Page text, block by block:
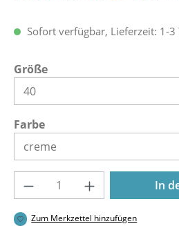
Sofort verfügbar, Lieferzeit: 1-3
Größeauswählen
Farbeauswählen
Produkt Anzahl: Gib
In
Zum Merkzettel hinzufügen